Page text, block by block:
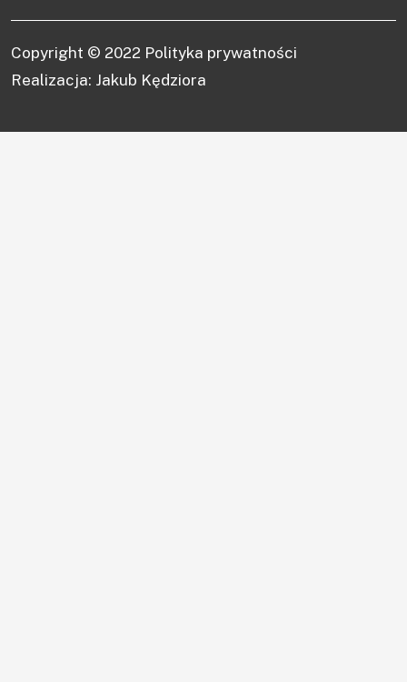
Copyright © 2022 Polityka prywatności
Realizacja: Jakub Kędziora